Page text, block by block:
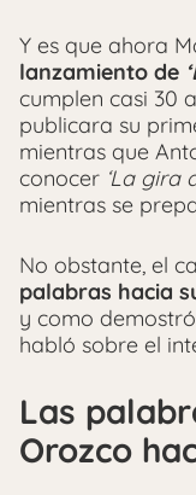
Y es que ahora
lanzamiento de
cumplen casi 30
publicara su
mientras que
conocer ‘La gira
mientras se
No obstante, el
palabras hacia
y como
habló sobre el
Las
Orozco